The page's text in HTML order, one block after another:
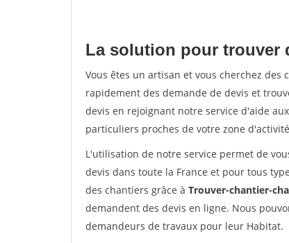
La solution pour trouver
Vous êtes un artisan et vous cherchez
rapidement des demande de devis et
devis en rejoignant notre service d'aide
particuliers proches de votre zone
L'utilisation de notre service permet de
devis dans toute la France et pour tous
des chantiers grâce à Trouver-chantier-
demandent des devis en ligne. Nous
demandeurs de travaux pour leur Habitat.